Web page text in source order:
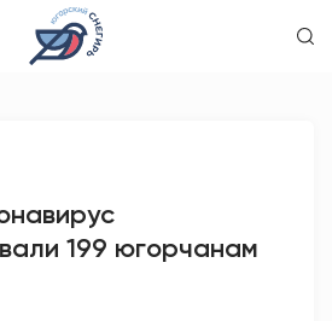
199 югорчанам